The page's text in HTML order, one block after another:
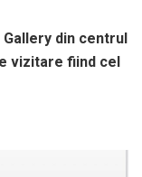
din centrul
vizitare fiind cel